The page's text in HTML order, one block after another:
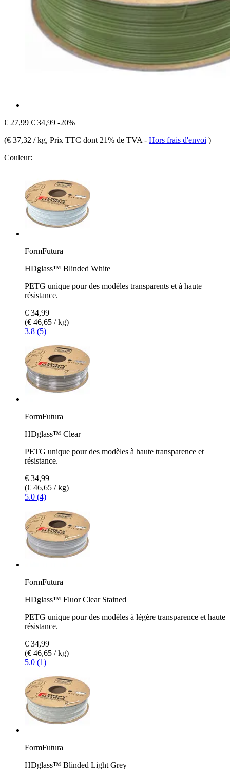
€ 27,99 € 34,99 -20%
(€ 37,32 / kg, Prix TTC dont 21% de TVA - Hors frais d'envoi )
Couleur:
FormFutura
HDglass™ Blinded White
PETG unique pour des modèles transparents et à haute
résistance.
€ 34,99
(€ 46,65 / kg)
3.8 (5)
FormFutura
HDglass™ Clear
PETG unique pour des modèles à haute transparence et
résistance.
€ 34,99
(€ 46,65 / kg)
5.0 (4)
FormFutura
HDglass™ Fluor Clear Stained
PETG unique pour des modèles à légère transparence et haute
résistance.
€ 34,99
(€ 46,65 / kg)
5.0 (1)
FormFutura
HDglass™ Blinded Light Grey